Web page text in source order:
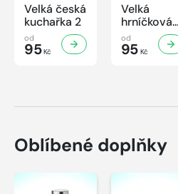
Velká česká
kuchařka 2
od
95Kč
Velká
hrníčková
kuchařka II
od
95Kč
Oblíbené doplňky